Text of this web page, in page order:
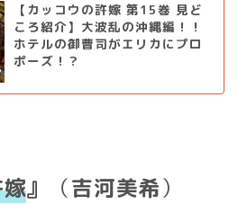
【カッコウの許嫁 第15巻 見ど
ころ紹介】大波乱の沖縄編！！
ホテルの御曹司がエリカにプロ
ポーズ！？
』 （吉河美希）